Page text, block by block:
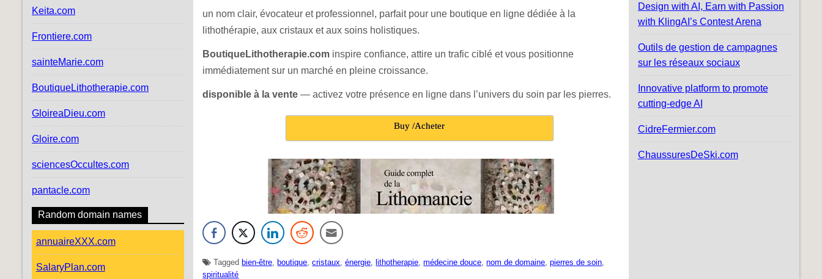
un nom clair, évocateur et professionnel, parfait pour une boutique en ligne dédiée à la
lithothérapie, aux cristaux et aux soins holistiques.
BoutiqueLithotherapie.com inspire confiance, attire un trafic ciblé et vous positionne
immédiatement sur un marché en pleine croissance.
disponible à la vente — activez votre présence en ligne dans l’univers du soin par les pierres.
Buy /Acheter
Tagged bien-être, boutique,cristaux,énergie, lithotherapie,médecine douce,nom de domaine,pierres de soin,
spiritualité
Keita.com
Frontiere.com
sainteMarie.com
BoutiqueLithotherapie.com
GloireaDieu.com
Gloire.com
sciencesOccultes.com
pantacle.com
Random domain names
annuaireXXX.com
SalaryPlan.com
Design with AI, Earn with Passion
with KlingAI’s Contest Arena
Outils de gestion de campagnes
sur les réseaux sociaux
Innovative platform to promote
cutting-edge AI
CidreFermier.com
ChaussuresDeSki.com